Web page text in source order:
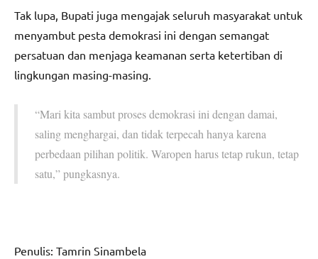
Tak lupa, Bupati juga mengajak seluruh masyarakat untuk
menyambut pesta demokrasi ini dengan semangat
persatuan dan menjaga keamanan serta ketertiban di
lingkungan masing-masing.
“Mari kita sambut proses demokrasi ini dengan damai,
saling menghargai, dan tidak terpecah hanya karena
perbedaan pilihan politik. Waropen harus tetap rukun, tetap
satu,” pungkasnya.
Penulis: Tamrin Sinambela